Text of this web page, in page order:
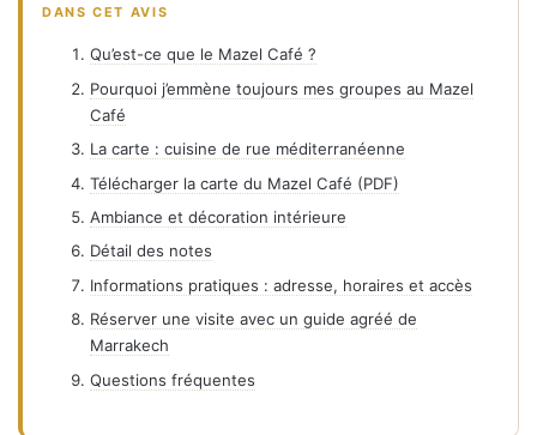
Mazel Café Marrakech : un avis
sincère rédigé par un guide agréé
local
📍 Place des Ferblantiers, Médina
DANS CET AVIS
Qu’est-ce que le Mazel Café ?
Pourquoi j’emmène toujours mes groupes au Mazel
Café
La carte : cuisine de rue méditerranéenne
Télécharger la carte du Mazel Café (PDF)
Ambiance et décoration intérieure
Détail des notes
Informations pratiques : adresse, horaires et accès
Réserver une visite avec un guide agréé de
Marrakech
Questions fréquentes